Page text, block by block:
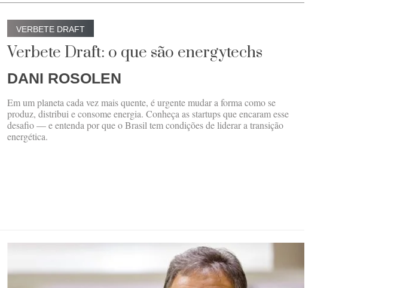
VERBETE DRAFT
Verbete Draft: o que são energytechs
DANI ROSOLEN
Em um planeta cada vez mais quente, é urgente mudar a forma como se
produz, distribui e consome energia. Conheça as startups que encaram esse
desafio — e entenda por que o Brasil tem condições de liderar a transição
energética.